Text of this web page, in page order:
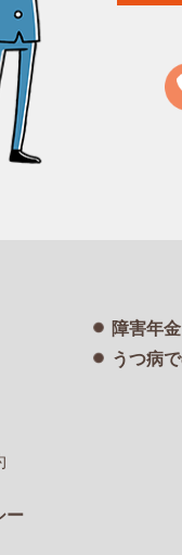
ー
障害年
うつ病